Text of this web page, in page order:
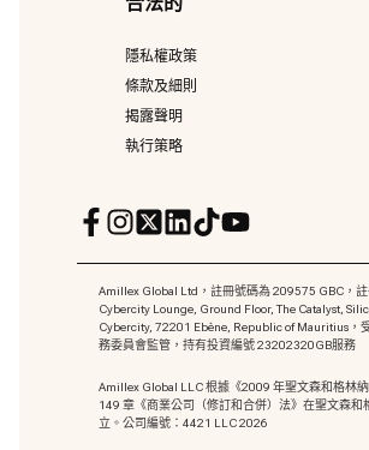
隱私權政策
條款及細則
揭露聲明
執行策略
Amillex Global Ltd，註冊號碼為 209575 GBC，註
Cybercity Lounge, Ground Floor, The Catalyst,
Cybercity, 72201 Ebène, Republic of Mauritius，
務委員會監管，持有投資編號 23202320GB服務
Amillex Global LLC 根據《2009 年聖文森和格林
149 章《商業公司（修訂和合併）法》在聖文森和
立。公司編號：4421 LLC 2026